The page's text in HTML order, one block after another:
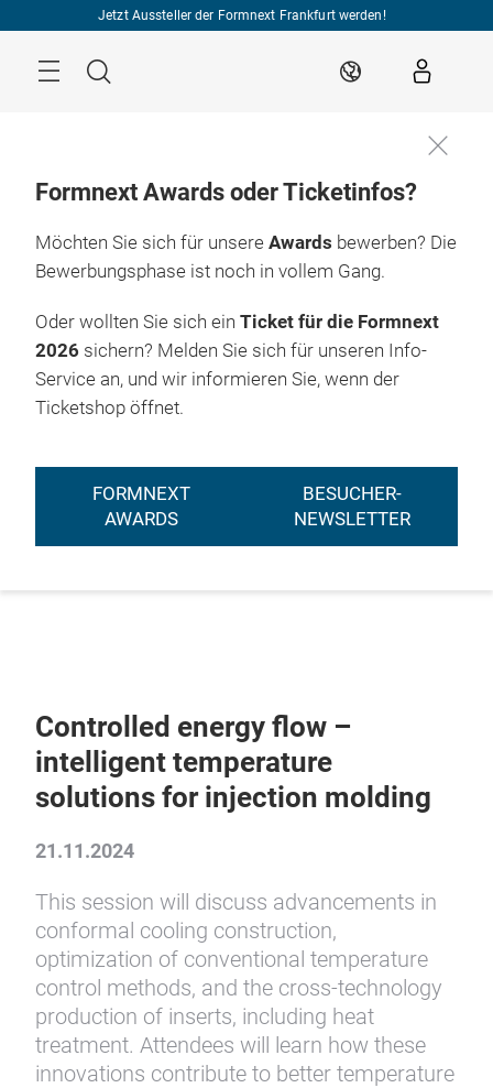
Jetzt Aussteller der Formnext Frankfurt werden!
Suche DE
Formnext Awards oder Ticketinfos?
Möchten Sie sich für unsere Awards bewerben? Die
Bewerbungsphase ist noch in vollem Gang.
Oder wollten Sie sich ein Ticket für die Formnext
2026 sichern? Melden Sie sich für unseren Info-
Service an, und wir informieren Sie, wenn der
Ticketshop öffnet.
FORMNEXT
AWARDS
BESUCHER-
NEWSLETTER
Controlled energy flow –
intelligent temperature
solutions for injection molding
21.11.2024
This session will discuss advancements in
conformal cooling construction,
optimization of conventional temperature
control methods, and the cross-technology
production of inserts, including heat
treatment. Attendees will learn how these
innovations contribute to better temperature